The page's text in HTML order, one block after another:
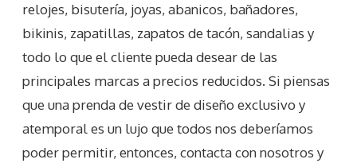
relojes, bisutería, joyas, abanicos, bañadores,
bikinis, zapatillas, zapatos de tacón, sandalias y
todo lo que el cliente pueda desear de las
principales marcas a precios reducidos. Si piensas
que una prenda de vestir de diseño exclusivo y
atemporal es un lujo que todos nos deberíamos
poder permitir, entonces, contacta con nosotros y